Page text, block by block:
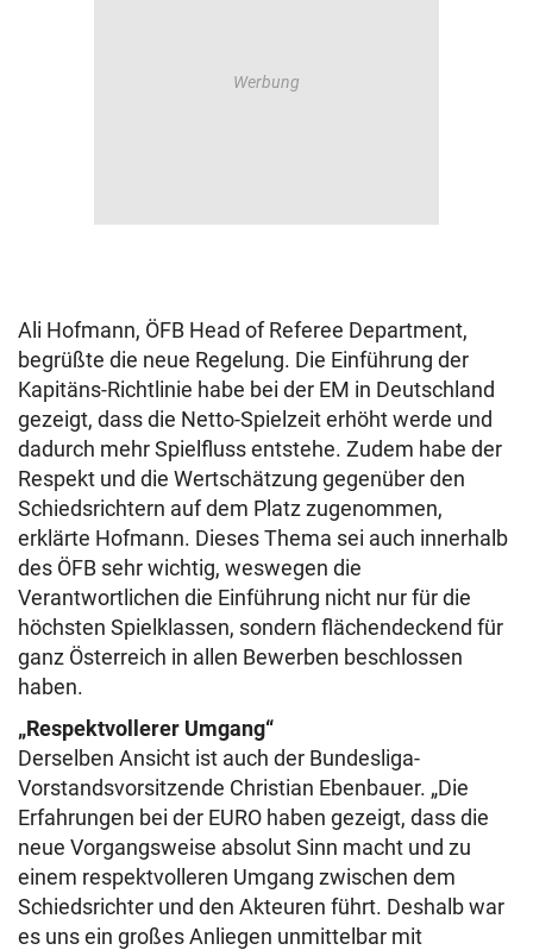
Ali Hofmann, ÖFB Head of Referee Department,
begrüßte die neue Regelung. Die Einführung der
Kapitäns-Richtlinie habe bei der EM in Deutschland
gezeigt, dass die Netto-Spielzeit erhöht werde und
dadurch mehr Spielfluss entstehe. Zudem habe der
Respekt und die Wertschätzung gegenüber den
Schiedsrichtern auf dem Platz zugenommen,
erklärte Hofmann. Dieses Thema sei auch innerhalb
des ÖFB sehr wichtig, weswegen die
Verantwortlichen die Einführung nicht nur für die
höchsten Spielklassen, sondern flächendeckend für
ganz Österreich in allen Bewerben beschlossen
haben.
„Respektvollerer Umgang“
Derselben Ansicht ist auch der Bundesliga-
Vorstandsvorsitzende Christian Ebenbauer. „Die
Erfahrungen bei der EURO haben gezeigt, dass die
neue Vorgangsweise absolut Sinn macht und zu
einem respektvolleren Umgang zwischen dem
Schiedsrichter und den Akteuren führt. Deshalb war
es uns ein großes Anliegen unmittelbar mit